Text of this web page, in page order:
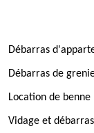
Débarras
Débarras de
Location de
Vidage et